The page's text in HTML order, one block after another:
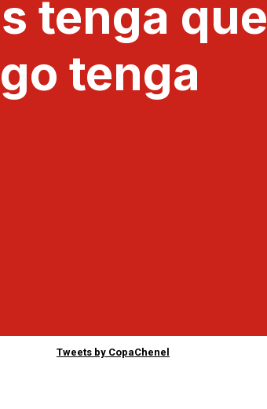
tenga que
tenga
Tweets by CopaChenel